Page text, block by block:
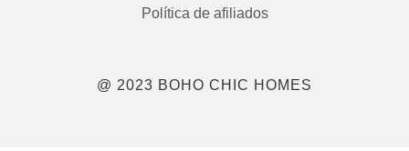
Política de afiliados
@ 2023 BOHO CHIC HOMES